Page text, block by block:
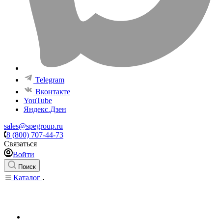
Telegram
Вконтакте
YouTube
Яндекс.Дзен
sales@spegroup.ru
8 (800) 707-44-73
Связаться
Войти
Поиск
Каталог